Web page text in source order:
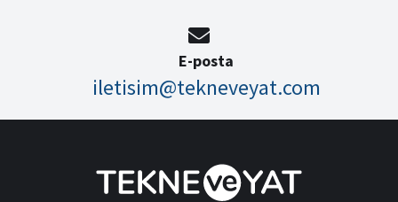
E-posta
iletisim@tekneveyat.com